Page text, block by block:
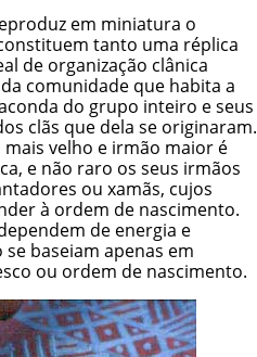
em miniatura o
tanto uma réplica
de organização clânica
comunidade que habita a
do grupo inteiro e seus
clãs que dela se originaram.
velho e irmão maior é
e não raro os seus irmãos
ou xamãs, cujos
à ordem de nascimento.
de energia e
baseiam apenas em
ou ordem de nascimento.